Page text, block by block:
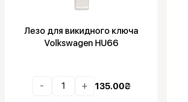
Лезо для викидного ключа
Volkswagen HU66
- + 135.00₴